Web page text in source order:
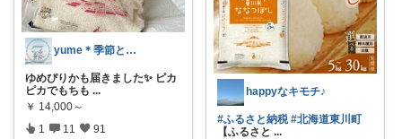
yume＊季節と暮らしを愉しむ
ゆめぴりかも届きました✨ ピカ
ピカでもちも ...
￥ 14,000～
1 11 91
happyなキモチ♪
#ふるさと納税 #北海道東川町
【ふるさと ...